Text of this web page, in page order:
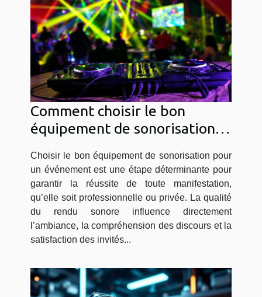
Comment choisir le bon
équipement de sonorisation
Choisir le bon équipement de sonorisation pour
un événement est une étape déterminante pour
garantir la réussite de toute manifestation,
qu’elle soit professionnelle ou privée. La qualité
du rendu sonore influence directement
l’ambiance, la compréhension des discours et la
satisfaction des invités...